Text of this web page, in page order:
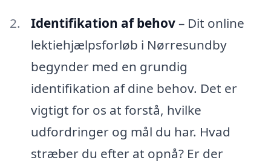
Identifikation af behov– Dit online
lektiehjælpsforløb i Nørresundby
begynder med en grundig
identifikation af dine behov. Det er
vigtigt for os at forstå, hvilke
udfordringer og mål du har. Hvad
stræber du efter at opnå? Er der